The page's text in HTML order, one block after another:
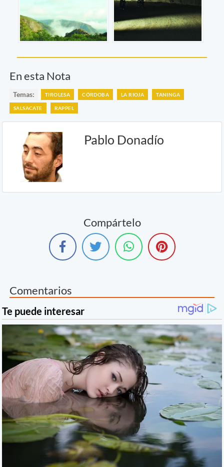
En esta Nota
Temas: TIROLESA CÓRDOBA LA RIOJA TANINGA
SALSACATE RAPPEL
Pablo Donadío
Compártelo
Comentarios